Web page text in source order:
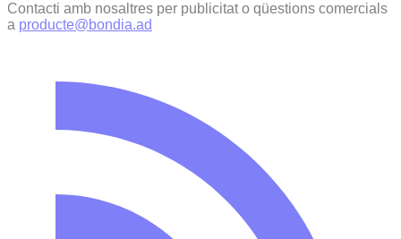
Contacti amb nosaltres per publicitat o qüestions comercials
a producte@bondia.ad